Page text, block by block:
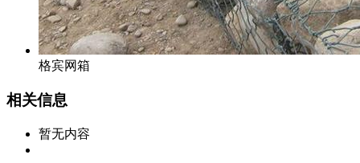
格宾网箱
相关信息
暂无内容